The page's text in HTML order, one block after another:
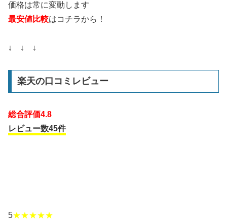
価格は常に変動します
最安値比較はコチラから！
↓ ↓ ↓
楽天の口コミレビュー
総合評価4.8
レビュー数45件
5★★★★★